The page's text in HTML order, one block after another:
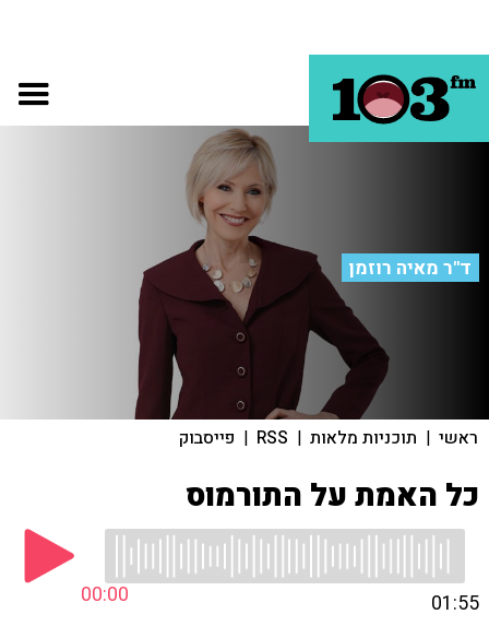
ד"ר מאיה רוזמן
ראשי | תוכניות מלאות |
RSS
| פייסבוק
כל האמת על התורמוס
00:00 01:55